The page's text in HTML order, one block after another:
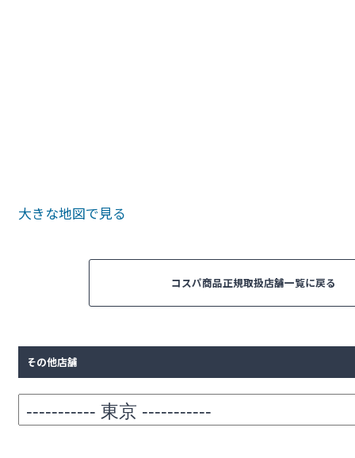
大きな地図で見る
コスパ商品正規取扱店舗一覧に戻る
その他店舗